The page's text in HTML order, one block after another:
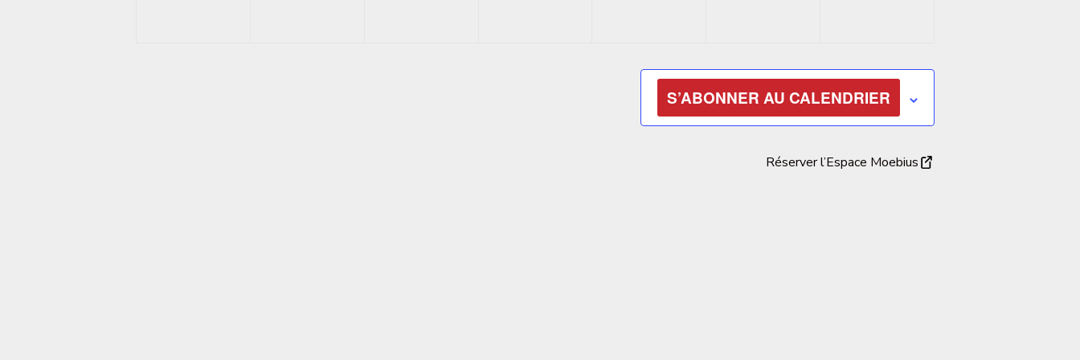
S’ABONNER AU CALENDRIER
Réserver l’Espace Moebius